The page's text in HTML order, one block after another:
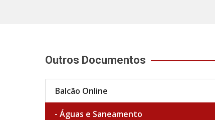
Outros Documentos
Balcão Online
- Águas e Saneamento